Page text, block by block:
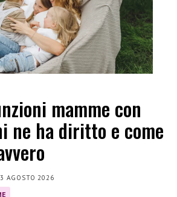
mamme con
ne ha diritto e come
3 AGOSTO 2026